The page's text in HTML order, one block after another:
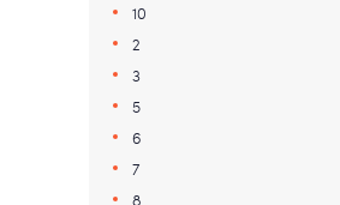
10
2
3
5
6
7
8